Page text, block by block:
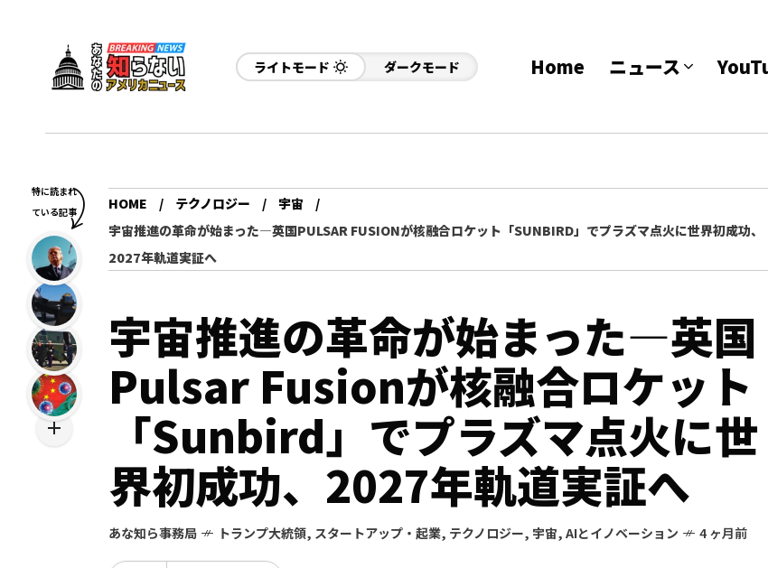
ライトモード ダークモード Home ニュース
HOME テクノロジー
宇宙
宇宙推進の革命が始まった—英国PULSAR FUSIONが核融合ロケット「SUNBIRD」でプラズマ点火に世界初成功、
2027年軌道実証へ
宇宙推進の革命が始まった—英国
Pulsar Fusionが核融合ロケット
「Sunbird」でプラズマ点火に世
界初成功、2027年軌道実証へ
あな知ら事務局 トランプ大統領, スタートアップ・起業, テクノロジー, 宇宙, AIとイノベーション 4 ヶ月前
特に読まれ
ている記事